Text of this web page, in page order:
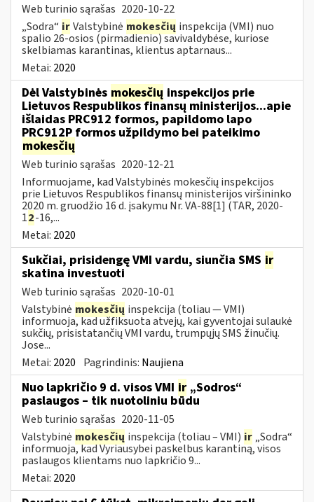
Web turinio sąrašas 2020-10-22
„Sodra“ irValstybinė mokesčių inspekcija (VMI) nuo
spalio 26-osios (pirmadienio) savivaldybėse, kuriose
skelbiamas karantinas, klientus aptarnaus...
Metai: 2020
Dėl Valstybinės mokesčių inspekcijos prie
Lietuvos Respublikos finansų ministerijos...apie
išlaidas PRC912 formos, papildomo lapo
PRC912P formos užpildymo bei pateikimo
mokesčių
Web turinio sąrašas 2020-12-21
Informuojame, kad Valstybinės mokesčių inspekcijos
prie Lietuvos Respublikos finansų ministerijos viršininko
2020 m. gruodžio 16 d. įsakymu Nr. VA-88[1] (TAR, 2020-
12-16,...
Metai: 2020
Sukčiai, prisidengę VMI vardu, siunčia SMS ir
skatina investuoti
Web turinio sąrašas 2020-10-01
Valstybinė mokesčių inspekcija (toliau — VMI)
informuoja, kad užfiksuota atvejų, kai gyventojai sulaukė
sukčių, prisistatančių VMI vardu, trumpųjų SMS žinučių.
Jose...
Metai: 2020 Pagrindinis: Naujiena
Nuo lapkričio 9 d. visos VMI ir „Sodros“
paslaugos – tik nuotoliniu būdu
Web turinio sąrašas 2020-11-05
Valstybinė mokesčių inspekcija (toliau – VMI) ir„Sodra“
informuoja, kad Vyriausybei paskelbus karantiną, visos
paslaugos klientams nuo lapkričio 9...
Metai: 2020